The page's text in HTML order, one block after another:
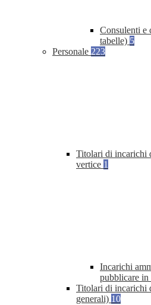
Consulenti e
tabelle) 5
Personale 223
Titolari di incarichi
vertice 1
Incarichi
pubblicare in
Titolari di incarichi
generali) 10